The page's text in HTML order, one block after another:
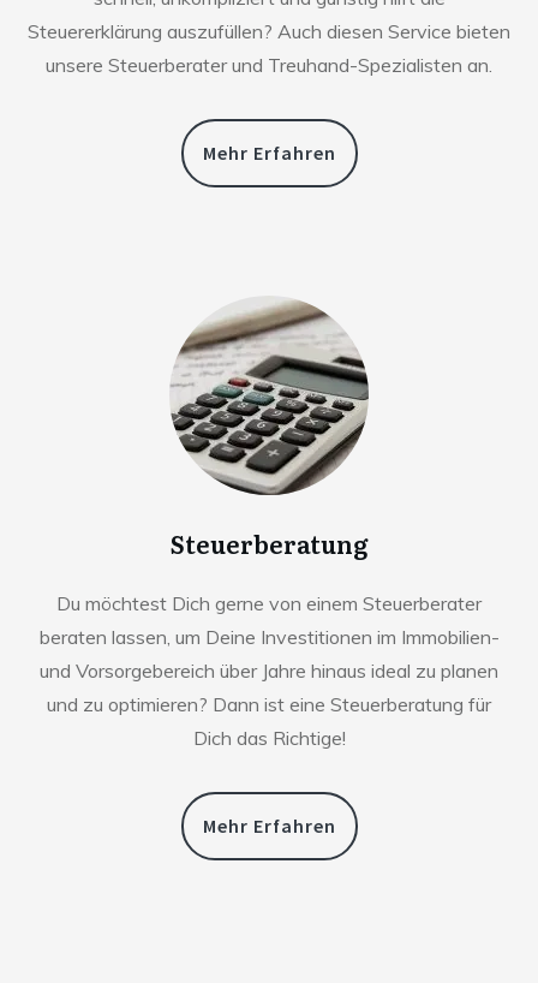
Steuererklärung auszufüllen? Auch diesen Service bieten
unsere Steuerberater und Treuhand-Spezialisten an.
Mehr Erfahren
Steuerberatung
Du möchtest Dich gerne von einem Steuerberater
beraten lassen, um Deine Investitionen im Immobilien-
und Vorsorgebereich über Jahre hinaus ideal zu planen
und zu optimieren? Dann ist eine Steuerberatung für
Dich das Richtige!
Mehr Erfahren